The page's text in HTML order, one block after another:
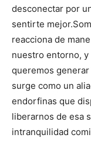
desconectar por
sentirte mejor.
reacciona de
nuestro entorno,
queremos
surge como un
endorfinas que
liberarnos de esa
intranquilidad